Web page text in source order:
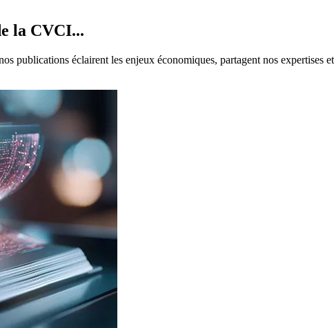
la CVCI...
publications éclairent les enjeux économiques, partagent nos expertises